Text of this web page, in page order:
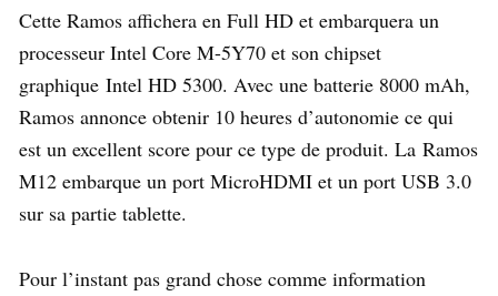
Cette Ramos affichera en Full HD et embarquera un
processeur Intel Core M-5Y70 et son chipset
graphique Intel HD 5300. Avec une batterie 8000 mAh,
Ramos annonce obtenir 10 heures d’autonomie ce qui
est un excellent score pour ce type de produit. La Ramos
M12 embarque un port MicroHDMI et un port USB 3.0
sur sa partie tablette.
Pour l’instant pas grand chose comme information